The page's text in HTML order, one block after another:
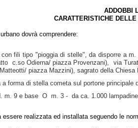
ADDOBBI
CARATTERISTICHE
dovrà comprendere:
fili tipo "pioggia di stelle", da disporre a
c.so Odierna/ piazza Provenzani), via
piazza Mazzini), sagrato della Chiesa
a forma di stella cometa sul portone principale
m. 9 e base O m. 3 - da ca. 1.000
essere realizzata ed installata seguendo le